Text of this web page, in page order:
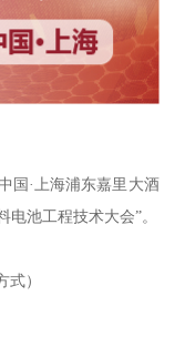
国·上海浦东嘉里大酒
池工程技术大会”。
）